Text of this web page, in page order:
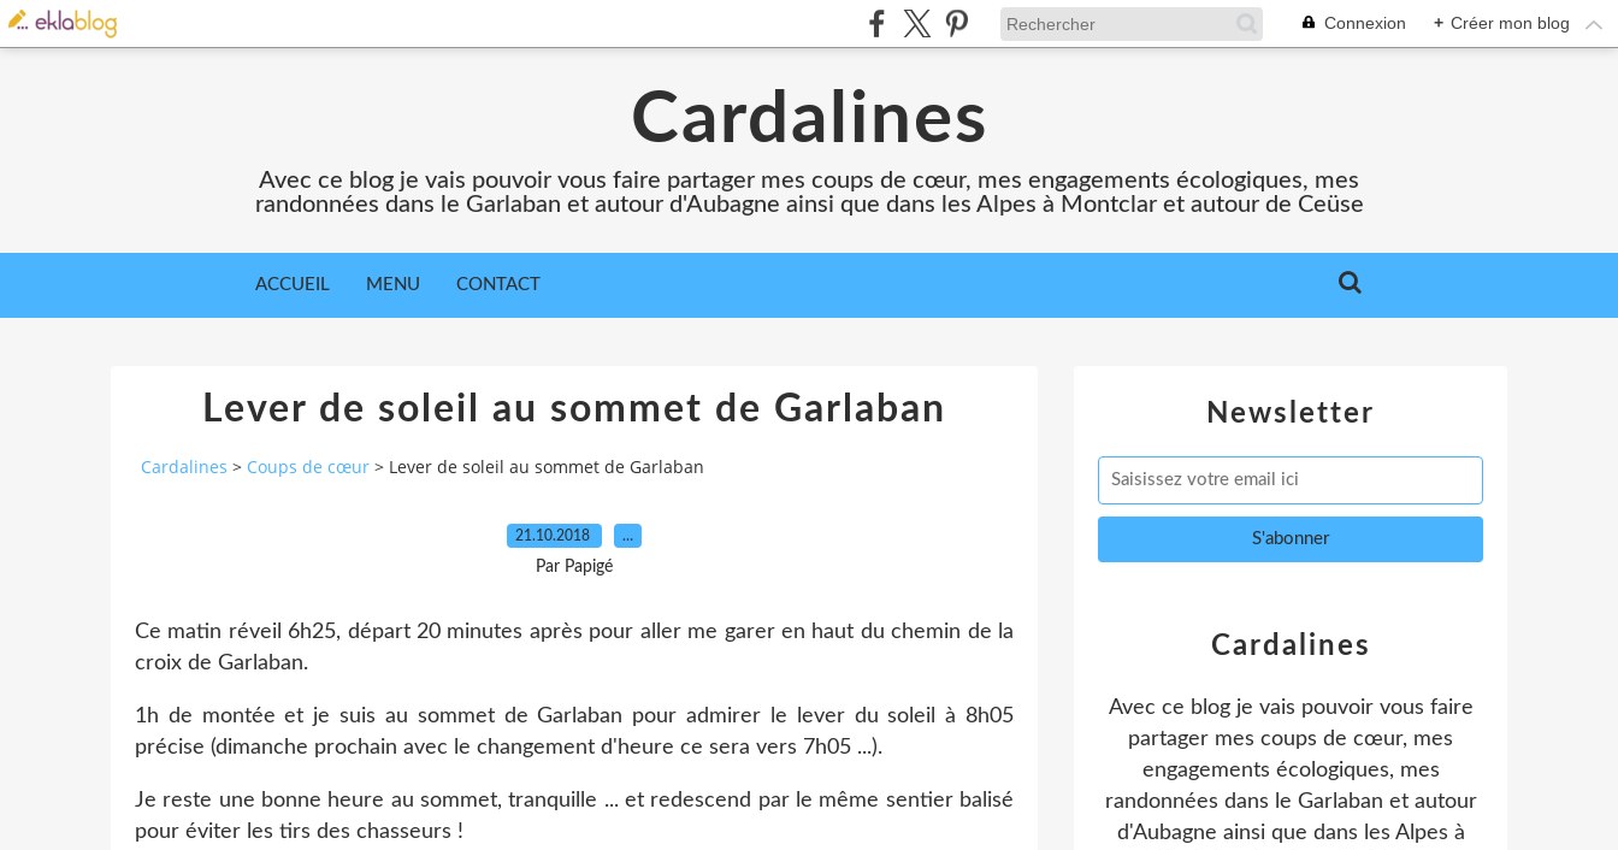
Connexion + Créer mon blog
Cardalines
Avec ce blog je vais pouvoir vous faire partager mes coups de cœur, mes engagements écologiques, mes
randonnées dans le Garlaban et autour d'Aubagne ainsi que dans les Alpes à Montclar et autour de Ceüse
ACCUEIL MENU CONTACT
Lever de soleil au sommet de Garlaban
Cardalines > Coups de cœur > Lever de soleil au sommet de Garlaban
21.10.2018 …
Par Papigé
Ce matin réveil 6h25, départ 20 minutes après pour aller me garer en haut du chemin de la
croix de Garlaban.
1h de montée et je suis au sommet de Garlaban pour admirer le lever du soleil à 8h05
précise (dimanche prochain avec le changement d'heure ce sera vers 7h05 ...).
Je reste une bonne heure au sommet, tranquille ... et redescend par le même sentier balisé
pour éviter les tirs des chasseurs !
Newsletter
Cardalines
Avec ce blog je vais pouvoir vous faire
partager mes coups de cœur, mes
engagements écologiques, mes
randonnées dans le Garlaban et autour
d'Aubagne ainsi que dans les Alpes à